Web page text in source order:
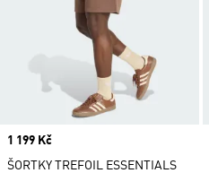
Price
1 199 Kč
ŠORTKY TREFOIL ESSENTIALS